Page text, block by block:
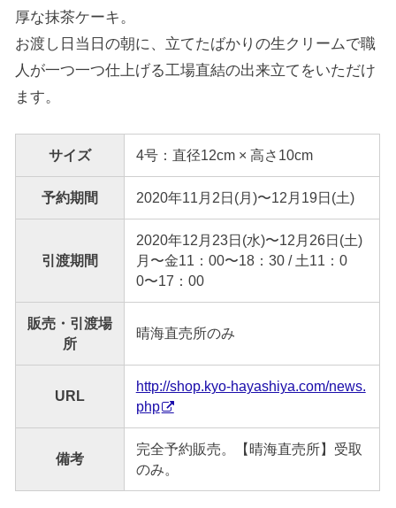
厚な抹茶ケーキ。
お渡し日当日の朝に、立てたばかりの生クリームで職
人が一つ一つ仕上げる工場直結の出来立てをいただけ
ます。
サイズ 4号：直径12cm × 高さ10cm
予約期間 2020年11月2日(月)〜12月19日(土)
引渡期間
2020年12月23日(水)〜12月26日(土)
月〜金11：00〜18：30 / 土11：0
0〜17：00
販売・引渡場
所
晴海直売所のみ
URL
http://shop.kyo-hayashiya.com/news.
php
備考
完全予約販売。【晴海直売所】受取
のみ。